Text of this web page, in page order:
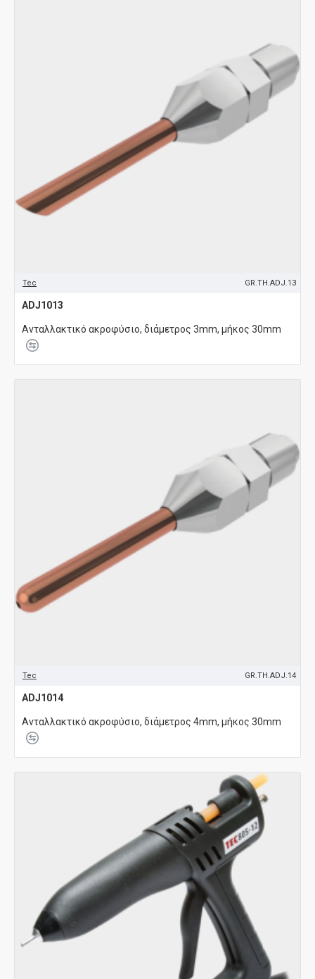
Tec GR.TH.ADJ.13
ADJ1013
Ανταλλακτικό ακροφύσιο, διάμετρος 3mm, μήκος 30mm
Tec GR.TH.ADJ.14
ADJ1014
Ανταλλακτικό ακροφύσιο, διάμετρος 4mm, μήκος 30mm